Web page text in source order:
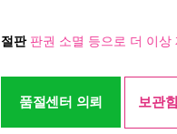
절판판권 소멸 등으로 더 이상
품절센터 의뢰 보관